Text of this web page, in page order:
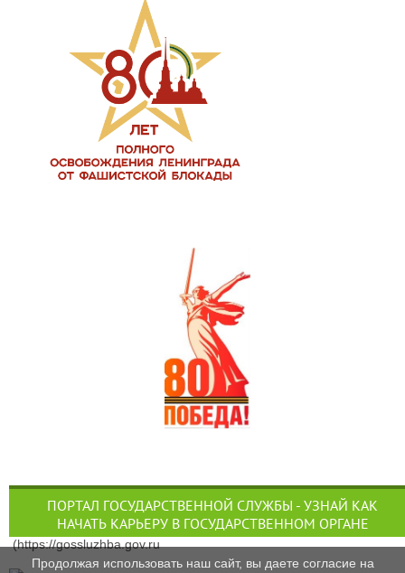
ПОРТАЛ ГОСУДАРСТВЕННОЙ СЛУЖБЫ - УЗНАЙ КАК
НАЧАТЬ КАРЬЕРУ В ГОСУДАРСТВЕННОМ ОРГАНЕ
(https://gossluzhba.gov.ru
Продолжая использовать наш сайт, вы даете согласие на